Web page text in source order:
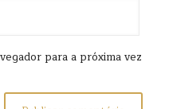
para a próxima vez